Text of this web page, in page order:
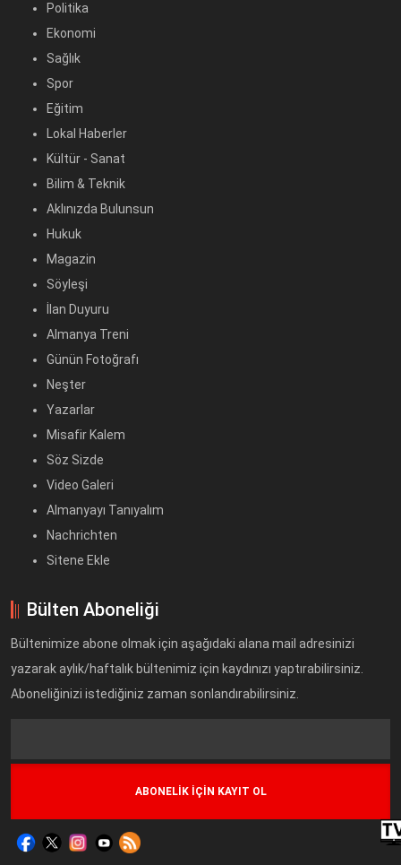
Politika
Ekonomi
Sağlık
Spor
Eğitim
Lokal Haberler
Kültür - Sanat
Bilim & Teknik
Aklınızda Bulunsun
Hukuk
Magazin
Söyleşi
İlan Duyuru
Almanya Treni
Günün Fotoğrafı
Neşter
Yazarlar
Misafir Kalem
Söz Sizde
Video Galeri
Almanyayı Tanıyalım
Nachrichten
Sitene Ekle
Bülten Aboneliği
Bültenimize abone olmak için aşağıdaki alana mail adresinizi
yazarak aylık/haftalık bültenimiz için kaydınızı yaptırabilirsiniz.
Aboneliğinizi istediğiniz zaman sonlandırabilirsiniz.